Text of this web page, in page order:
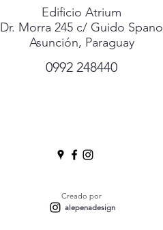
Edificio Atrium
Dr. Morra 245 c/ Guido Spano
Asunción, Paraguay
0992 248440
Creado por
alepenadesign